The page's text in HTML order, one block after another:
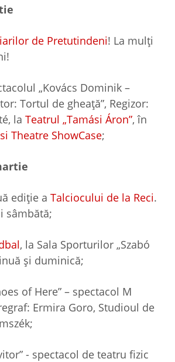
de Pretutindeni! La mulți
„Kovács Dominik –
Tortul de gheață”, Regizor:
la Teatrul „Tamási Áron”, în
Theatre ShowCase;
ediție a Talciocului de la Reci.
sâmbătă;
, la Sala Sporturilor „Szabó
și duminică;
of Here” – spectacol M
Ermira Goro, Studioul de
- spectacol de teatru fizic